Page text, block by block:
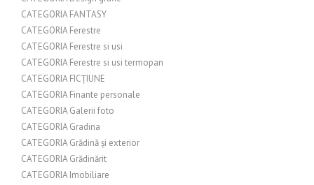
CATEGORIA FANTASY
CATEGORIA Ferestre
CATEGORIA Ferestre si usi
CATEGORIA Ferestre si usi termopan
CATEGORIA FICȚIUNE
CATEGORIA Finante personale
CATEGORIA Galerii foto
CATEGORIA Gradina
CATEGORIA Grădină și exterior
CATEGORIA Grădinărit
CATEGORIA Imobiliare